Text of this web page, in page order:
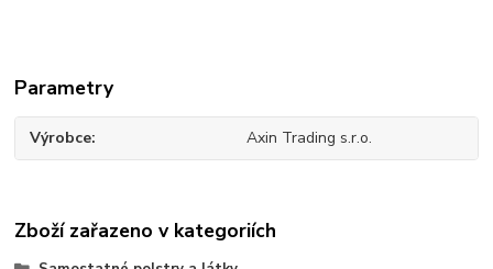
Parametry
Výrobce Axin Trading s.r.o.
Zboží zařazeno v kategoriích